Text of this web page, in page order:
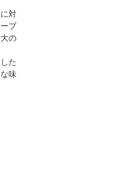
対
ブ
の
た
味